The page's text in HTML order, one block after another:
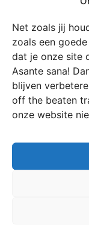
Net zoals jij
zoals een
dat je onze site
Asante sana!
blijven
off the beaten
onze website
Wij
eigen
Jullie
maat